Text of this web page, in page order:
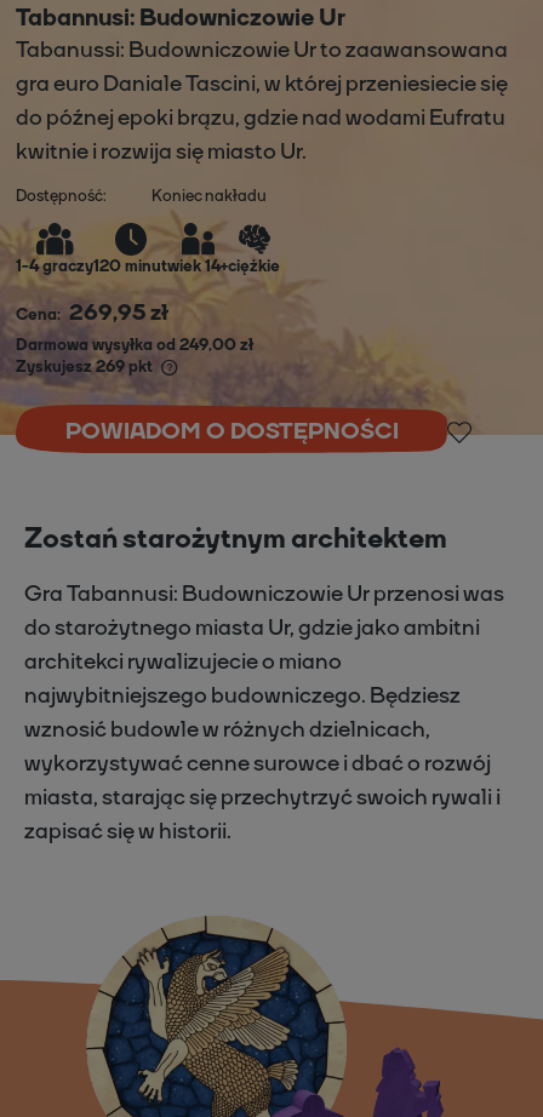
Tabannusi: Budowniczowie Ur
Tabanussi: Budowniczowie Ur to zaawansowana
gra euro Daniale Tascini, w której przeniesiecie się
do późnej epoki brązu, gdzie nad wodami Eufratu
kwitnie i rozwija się miasto Ur.
Dostępność: Koniec nakładu
1-4graczy120 minutwiek 14+ciężkie
Cena: 269,95 zł
Darmowa wysyłka od 249,00 zł
Zyskujesz269pkt
POWIADOM O DOSTĘPNOŚCI
Zostań starożytnym architektem
Gra Tabannusi: Budowniczowie Ur przenosi was
do starożytnego miasta Ur, gdzie jako ambitni
architekci rywalizujecie o miano
najwybitniejszego budowniczego. Będziesz
wznosić budowle w różnych dzielnicach,
wykorzystywać cenne surowce i dbać o rozwój
miasta, starając się przechytrzyć swoich rywali i
zapisać się w historii.